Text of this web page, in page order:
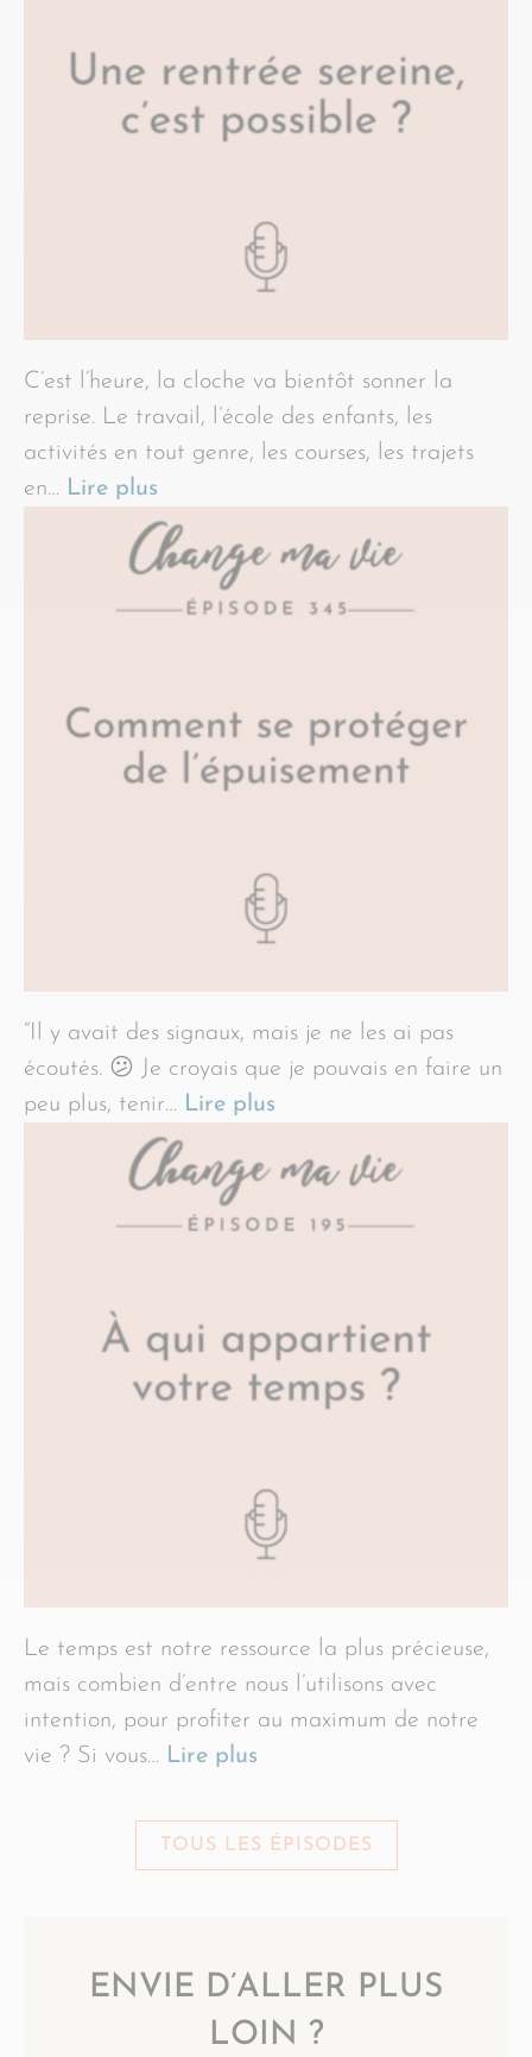
C’est l’heure, la cloche va bientôt sonner la
reprise. Le travail, l’école des enfants, les
activités en tout genre, les courses, les trajets
en… Lire plus
“Il y avait des signaux, mais je ne les ai pas
écoutés. 😕 Je croyais que je pouvais en faire un
peu plus, tenir… Lire plus
Le temps est notre ressource la plus précieuse,
mais combien d’entre nous l’utilisons avec
intention, pour profiter au maximum de notre
vie ? Si vous… Lire plus
TOUS LES ÉPISODES
ENVIE D’ALLER PLUS
LOIN ?